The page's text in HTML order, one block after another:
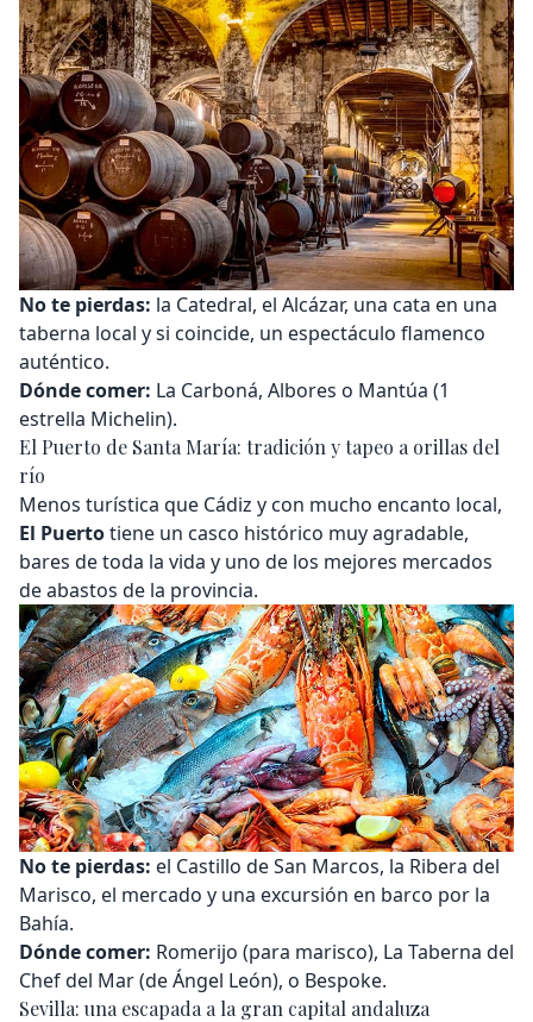
No te pierdas: la Catedral, el Alcázar, una cata en una
taberna local y si coincide, un espectáculo flamenco
auténtico.
Dónde comer: La Carboná, Albores o Mantúa (1
estrella Michelin).
El Puerto de Santa María: tradición y tapeo a orillas del
río
Menos turística que Cádiz y con mucho encanto local,
El Puertotiene un casco histórico muy agradable,
bares de toda la vida y uno de los mejores mercados
de abastos de la provincia.
No te pierdas: el Castillo de San Marcos, la Ribera del
Marisco, el mercado y una excursión en barco por la
Bahía.
Dónde comer: Romerijo (para marisco), La Taberna del
Chef del Mar (de Ángel León), o Bespoke.
Sevilla: una escapada a la gran capital andaluza